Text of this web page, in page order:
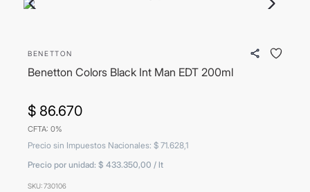
BENETTON
Benetton Colors Black Int Man EDT 200ml
$ 86.670
CFTA: 0%
Precio sin Impuestos Nacionales: $ 71.628,1
Precio por unidad: $ 433.350,00 / lt
SKU:730106
5. bressia
7. carolina herrera
8. mochila
9. hugo boss